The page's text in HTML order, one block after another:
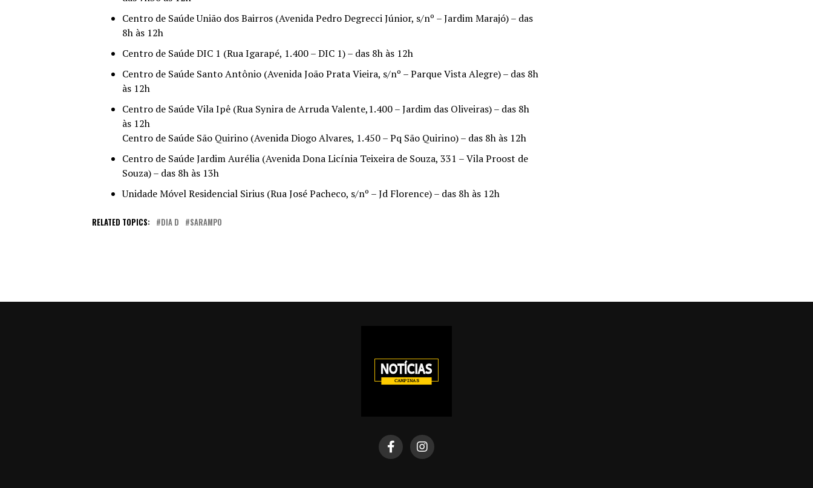
Centro de Saúde União dos Bairros (Avenida Pedro Degrecci Júnior, s/nº – Jardim Marajó) – das
8h às 12h
Centro de Saúde DIC 1 (Rua Igarapé, 1.400 – DIC 1) – das 8h às 12h
Centro de Saúde Santo Antônio (Avenida João Prata Vieira, s/nº – Parque Vista Alegre) – das 8h
às 12h
Centro de Saúde Vila Ipê (Rua Synira de Arruda Valente,1.400 – Jardim das Oliveiras) – das 8h
às 12h
Centro de Saúde São Quirino (Avenida Diogo Alvares, 1.450 – Pq São Quirino) – das 8h às 12h
Centro de Saúde Jardim Aurélia (Avenida Dona Licínia Teixeira de Souza, 331 – Vila Proost de
Souza) – das 8h às 13h
Unidade Móvel Residencial Sirius (Rua José Pacheco, s/nº – Jd Florence) – das 8h às 12h
RELATED TOPICS: DIA D SARAMPO